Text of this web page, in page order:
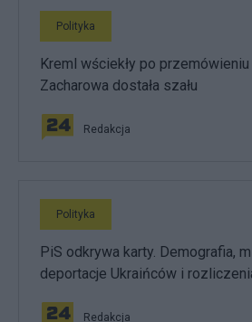
Polityka
Kreml wściekły po
Zacharowa dostała szału
Redakcja
Polityka
PiS odkrywa karty. Demografia,
deportacje Ukraińców i
Redakcja